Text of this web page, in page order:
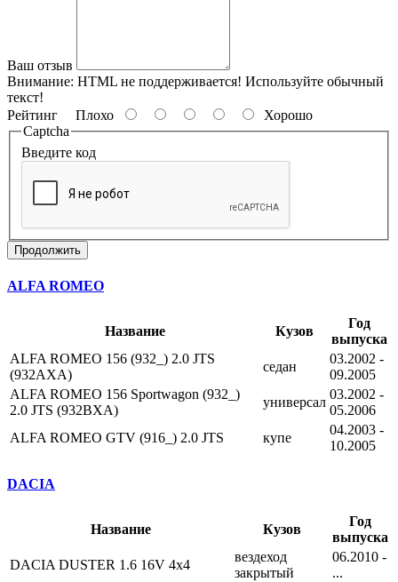
Ваш отзыв
Внимание: HTML не поддерживается! Используйте обычный
текст!
Рейтинг Плохо
Хорошо
Captcha
Введите код
Продолжить
ALFA ROMEO
Название Кузов
Год
выпуска
ALFA ROMEO 156 (932_) 2.0 JTS
(932AXA)
седан
03.2002 -
09.2005
ALFA ROMEO 156 Sportwagon (932_)
2.0 JTS (932BXA)
универсал
03.2002 -
05.2006
ALFA ROMEO GTV (916_) 2.0 JTS
купе
04.2003 -
10.2005
DACIA
Название Кузов
Год
выпуска
DACIA DUSTER 1.6 16V 4x4
вездеход
закрытый
06.2010 -
...